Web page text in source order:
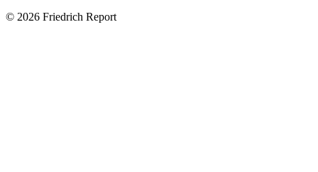
© 2026 Friedrich Report